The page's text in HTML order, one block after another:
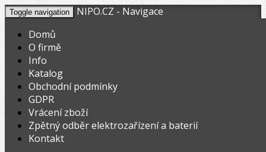
Toggle navigation
NIPO.CZ - Navigace
Domů
O firmě
Info
Katalog
Obchodní podmínky
GDPR
Vrácení zboží
Zpětný odběr elektrozařízení a baterií
Kontakt
V nákupním košíku máte
Celkem: 0,00
Registrovat Přihlásit
NIPO.CZ
Polyfuzní-nožové a deskové